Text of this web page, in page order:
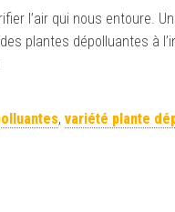
l’air qui nous entoure.
plantes dépolluantes à
, variété plante